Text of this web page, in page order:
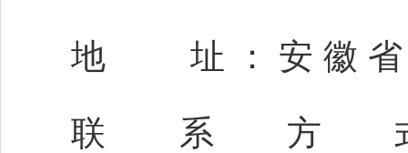
地
址：安徽
联系方